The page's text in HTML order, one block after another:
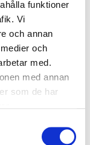
funktioner
Vi
och annan
och
med.
med annan
som de har
T...